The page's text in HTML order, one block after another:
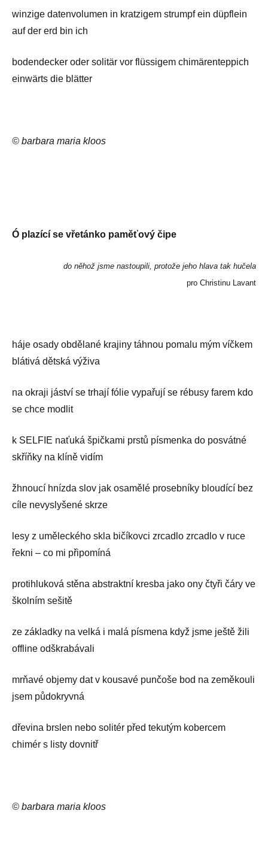
winzige datenvolumen in kratzigem strumpf ein düpflein
auf der erd bin ich
bodendecker oder solitär vor flüssigem chimärenteppich
einwärts die blätter
© barbara maria kloos
Ó plazící se vřetánko paměťový čipe
do něhož jsme nastoupili, protože jeho hlava tak hučela
pro Christinu Lavant
háje osady obdělané krajiny táhnou pomalu mým víčkem
blátivá dětská výživa
na okraji jáství se trhají fólie vypařují se rébusy farem kdo
se chce modlit
k SELFIE naťuká špičkami prstů písmenka do posvátné
skříňky na klíně vidím
žhnoucí hnízda slov jak osamělé prosebníky bloudící bez
cíle nevyslyšené skrze
lesy z uměleckého skla bičíkovci zrcadlo zrcadlo v ruce
řekni – co mi připomíná
protihluková stěna abstraktní kresba jako ony čtyři čáry ve
školním sešitě
ze základky na velká i malá písmena když jsme ještě žili
offline odškrabávali
mrňavé objemy dat v kousavé punčoše bod na zeměkouli
jsem půdokryvná
dřevina brslen nebo solitér před tekutým kobercem
chimér s listy dovnitř
© barbara maria kloos